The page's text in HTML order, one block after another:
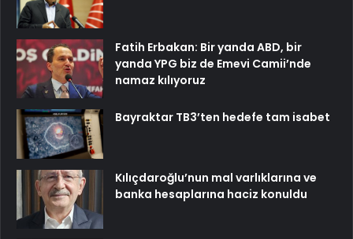
Fatih Erbakan: Bir yanda ABD, bir
yanda YPG biz de Emevi Camii’nde
namaz kılıyoruz
Bayraktar TB3’ten hedefe tam isabet
Kılıçdaroğlu’nun mal varlıklarına ve
banka hesaplarına haciz konuldu